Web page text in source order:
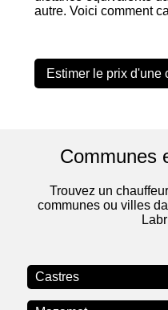
autre. Voici comment
Estimer le prix d'une
Communes
Trouvez un
communes ou villes
Castres